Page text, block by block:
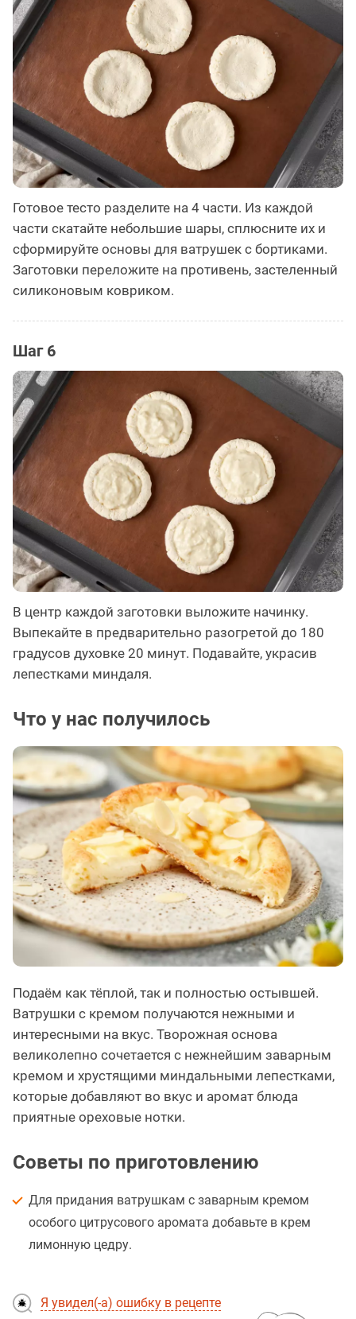
Готовое тесто разделите на 4 части. Из каждой
части скатайте небольшие шары, сплюсните их и
сформируйте основы для ватрушек с бортиками.
Заготовки переложите на противень, застеленный
силиконовым ковриком.
Шаг 6
В центр каждой заготовки выложите начинку.
Выпекайте в предварительно разогретой до 180
градусов духовке 20 минут. Подавайте, украсив
лепестками миндаля.
Что у нас получилось
Подаём как тёплой, так и полностью остывшей.
Ватрушки с кремом получаются нежными и
интересными на вкус. Творожная основа
великолепно сочетается с нежнейшим заварным
кремом и хрустящими миндальными лепестками,
которые добавляют во вкус и аромат блюда
приятные ореховые нотки.
Советы по приготовлению
Для придания ватрушкам с заварным кремом
особого цитрусового аромата добавьте в крем
лимонную цедру.
Я увидел(-а) ошибку в рецепте